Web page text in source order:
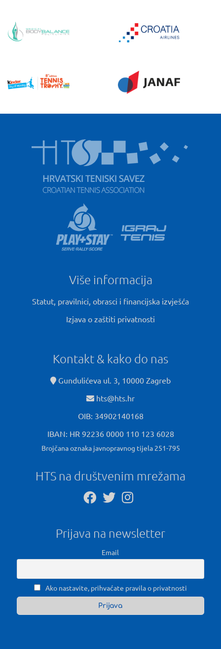
Više informacija
Statut, pravilnici, obrasci i financijska izvješća
Izjava o zaštiti privatnosti
Kontakt & kako do nas
Gundulićeva ul. 3, 10000 Zagreb
hts@hts.hr
OIB: 34902140168
IBAN: HR 92236 0000 110 123 6028
Brojčana oznaka javnopravnog tijela 251-795
HTS na društvenim mrežama
Prijava na newsletter
Email
Ako nastavite, prihvaćate pravila o privatnosti